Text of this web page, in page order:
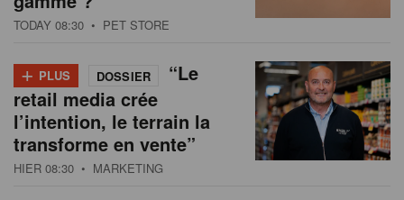
TODAY 08:30 • PET STORE
+ PLUS DOSSIER
“Le
retail media crée
l’intention, le terrain la
transforme en vente”
HIER 08:30 • MARKETING